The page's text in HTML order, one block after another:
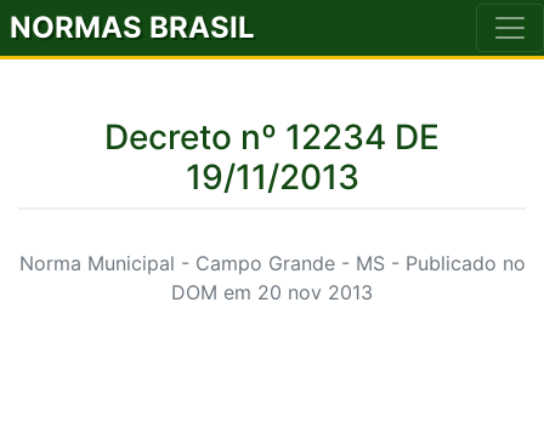
NORMAS BRASIL
Decreto nº 12234 DE
19/11/2013
Norma Municipal - Campo Grande - MS - Publicado no
DOM em 20 nov 2013